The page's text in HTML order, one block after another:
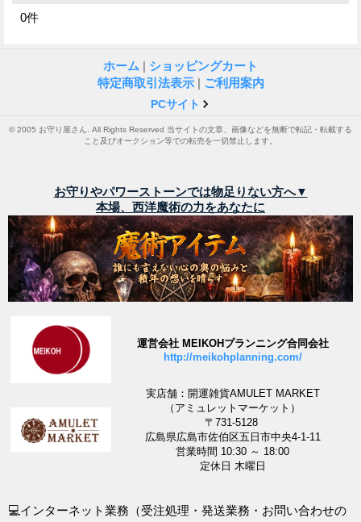
0件
ホーム | ショッピングカート
特定商取引法表示 | ご利用案内
PCサイト
© 2005 お守り屋さん. All Rights Reserved 当サイトの文章、画像などを無断で転記・転載する
こと及びオークション等での転売を一切禁止します。
お守りやパワーストーンでは物足りない方へ▼
本場、西洋魔術の力をあなたに
運営会社 MEIKOHプランニング合同会社
http://meikohplanning.com/
実店舗：開運雑貨AMULET MARKET
（アミュレットマーケット）
〒731-5128
広島県広島市佐伯区五日市中央4-1-11
営業時間 10:30 ～ 18:00
定休日 木曜日
💻インターネット業務（受注処理・発送業務・お問い合わせの